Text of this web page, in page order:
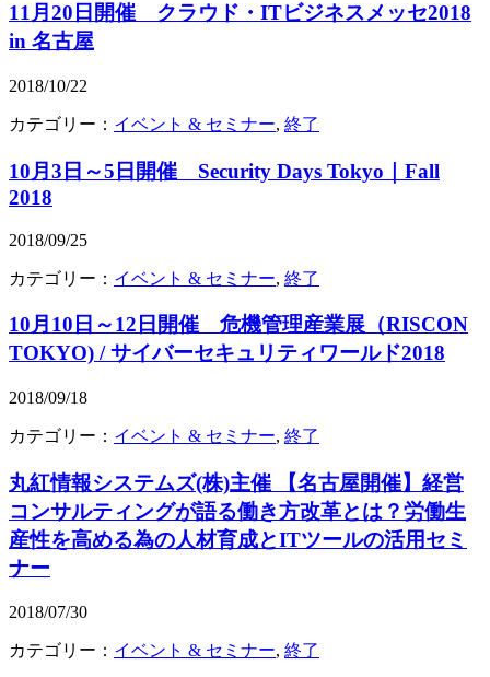
11月20日開催 クラウド・ITビジネスメッセ2018
in 名古屋
2018/10/22
カテゴリー： イベント & セミナー, 終了
10月3日～5日開催 Security Days Tokyo｜Fall
2018
2018/09/25
カテゴリー： イベント & セミナー, 終了
10月10日～12日開催 危機管理産業展（RISCON
TOKYO) / サイバーセキュリティワールド2018
2018/09/18
カテゴリー： イベント & セミナー, 終了
丸紅情報システムズ(株)主催 【名古屋開催】経営
コンサルティングが語る働き方改革とは？労働生
産性を高める為の人材育成とITツールの活用セミ
ナー
2018/07/30
カテゴリー： イベント & セミナー, 終了